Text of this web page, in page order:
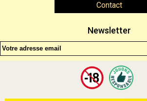
Contact
Newsletter